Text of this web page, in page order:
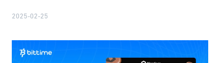
2025-02-25